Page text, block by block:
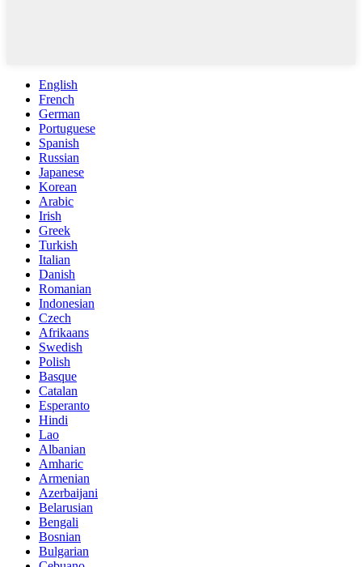
English
French
German
Portuguese
Spanish
Russian
Japanese
Korean
Arabic
Irish
Greek
Turkish
Italian
Danish
Romanian
Indonesian
Czech
Afrikaans
Swedish
Polish
Basque
Catalan
Esperanto
Hindi
Lao
Albanian
Amharic
Armenian
Azerbaijani
Belarusian
Bengali
Bosnian
Bulgarian